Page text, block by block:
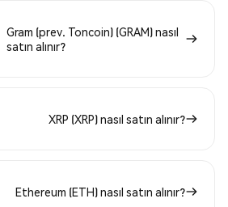
Gram (prev. Toncoin) (GRAM) nasıl
satın alınır?
XRP (XRP) nasıl satın alınır?
Ethereum (ETH) nasıl satın alınır?